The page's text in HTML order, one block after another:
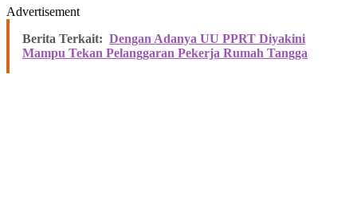
Advertisement
Berita Terkait: Dengan Adanya UU PPRT Diyakini
Mampu Tekan Pelanggaran Pekerja Rumah Tangga